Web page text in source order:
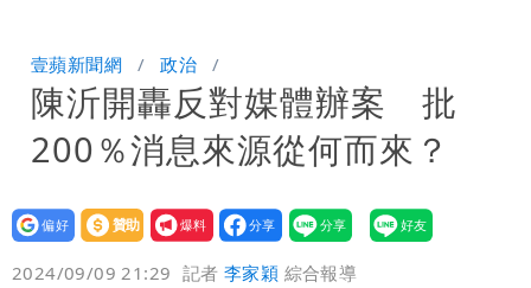
壹蘋新聞網 政治
陳沂開轟反對媒體辦案 批
200％消息來源從何而來？
設為
贊助
我要
爆料
2024/09/09 21:29 記者李家穎 綜合報導